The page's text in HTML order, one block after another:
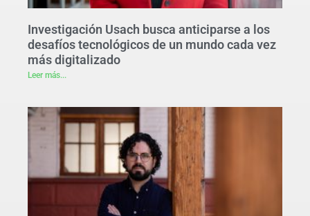
Investigación Usach busca anticiparse a los
desafíos tecnológicos de un mundo cada vez
más digitalizado
Leer más...